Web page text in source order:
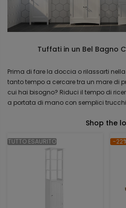
Tuffati in un Bel Bagno
Prima di fare la doccia o rilassarti
tanto tempo a cercare tra un mare di
cui hai bisogno? Riduci il tempo di
a portata di mano con semplici
Shop the
TUTTO ESAURITO -